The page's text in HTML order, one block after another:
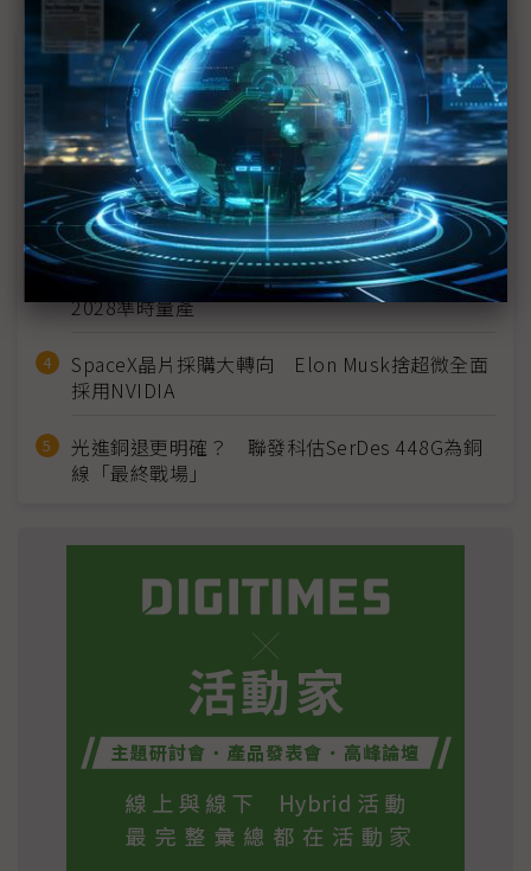
近７天熱門報導
MLCC訂單過熱、出貨比創高 村田示警全球AI基
建熱潮將趨緩
2027全年記憶體產能提前售罄 買家「祕而不
宣」只怕買不夠
英特爾EMIB良率達標 聯發科第2代ASIC產品
2028準時量產
SpaceX晶片採購大轉向 Elon Musk捨超微全面
採用NVIDIA
光進銅退更明確？ 聯發科估SerDes 448G為銅
線「最終戰場」